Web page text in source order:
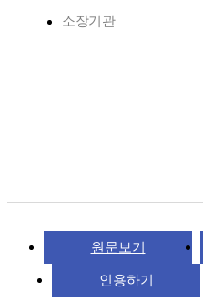
소장기관
원문보기
인용하기